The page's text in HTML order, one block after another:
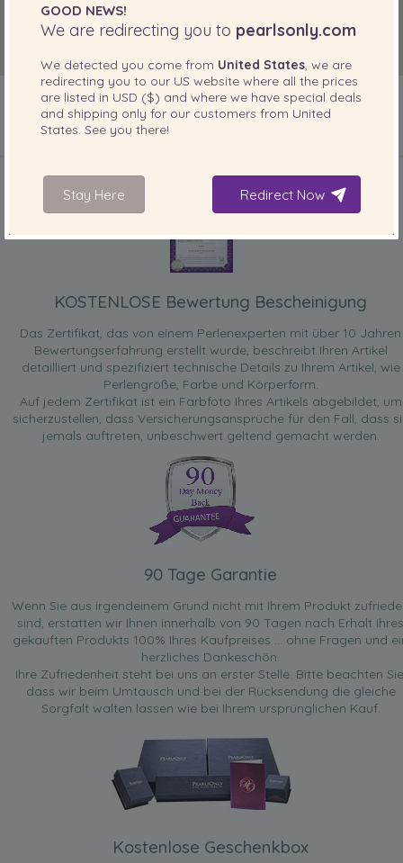
KOSTENLOSE Bewertung Bescheinigung
Das Zertifikat, das von einem Perlenexperten mit über 10 Jahren
Bewertungserfahrung erstellt wurde, beschreibt Ihren Artikel
detailliert und spezifiziert technische Details zu Ihrem Artikel, wie
Perlengröße, Farbe und Körperform.
Auf jedem Zertifikat ist ein Farbfoto Ihres Artikels abgebildet, um
sicherzustellen, dass Versicherungsansprüche für den Fall, dass
jemals auftreten, unbeschwert geltend gemacht werden.
90 Tage Garantie
Wenn Sie aus irgendeinem Grund nicht mit Ihrem Produkt
sind, erstatten wir Ihnen innerhalb von 90 Tagen nach Erhalt Ihres
gekauften Produkts 100% Ihres Kaufpreises ... ohne Fragen und
herzliches Dankeschön.
Ihre Zufriedenheit steht bei uns an erster Stelle. Bitte beachten
dass wir beim Umtausch und bei der Rücksendung die gleiche
Sorgfalt walten lassen wie bei Ihrem ursprünglichen Kauf.
Kostenlose Geschenkbox
GOOD NEWS!
We are redirecting you to pearlsonly.com
We detected you come from United States, we are
redirecting you to our US website where all the prices
are listed in USD ($) and where we have special deals
and shipping only for our customers from United
States. See you there!
Stay Here Redirect Now